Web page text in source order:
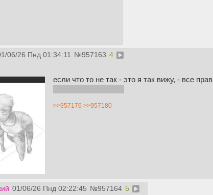
06/26 Пнд 01:34:11 №957163 4
если что то не так - это я так вижу, - все
>>957176 >>957180
01/06/26 Пнд 02:22:45 №957164 5